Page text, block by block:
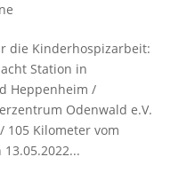
die Kinderhospizarbeit:
Station in
Heppenheim /
Odenwald e.V.
105 Kilometer vom